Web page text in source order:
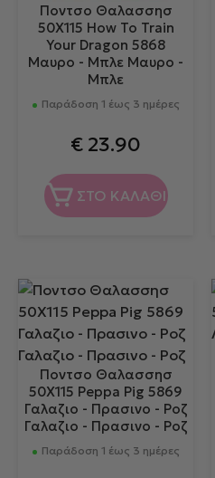
Ποντσο Θαλασσησ
50Χ115 How To Train
Your Dragon 5868
Μαυρο - Μπλε Μαυρο -
Μπλε
Παράδοση 1 έως 3 ημέρες
€ 23.90
ΣΤΟ ΚΑΛΑΘΙ
Ποντσο Θαλασσησ
50Χ115 Peppa Pig 5869
Γαλαζιο - Πρασινο - Ροζ
Γαλαζιο - Πρασινο - Ροζ
Παράδοση 1 έως 3 ημέρες